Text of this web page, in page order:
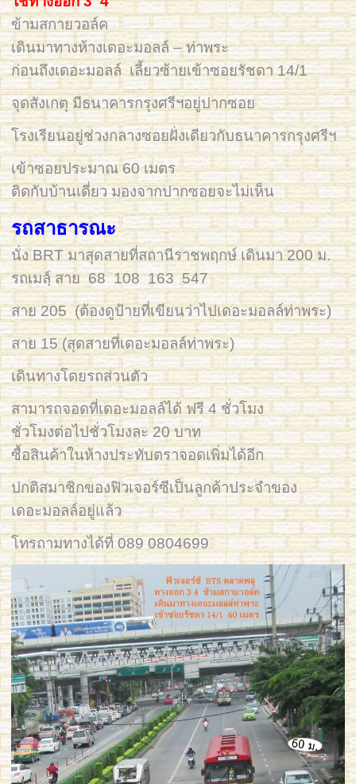
ข้ามสกายวอล์ค
เดินมาทางห้างเดอะมอลล์ – ท่าพระ
ก่อนถึงเดอะมอลล์ เลี้ยวซ้ายเข้าซอยรัชดา 14/1
จุดสังเกตุ มีธนาคารกรุงศรีฯอยู่ปากซอย
โรงเรียนอยู่ช่วงกลางซอยฝั่งเดียวกับธนาคารกรุงศรีฯ
เข้าซอยประมาณ 60 เมตร
ติดกับบ้านเดี่ยว มองจากปากซอยจะไม่เห็น
รถสาธารณะ
นั่ง BRT มาสุดสายที่สถานีราชพฤกษ์ เดินมา 200 ม.
รถเมลฺ์ สาย 68 108 163 547
สาย 205 (ต้องดูป้ายที่เขียนว่าไปเดอะมอลล์ท่าพระ)
สาย 15 (สุดสายที่เดอะมอลล์ท่าพระ)
เดินทางโดยรถส่วนตัว
สามารถจอดที่เดอะมอลล์ได้ ฟรี 4 ชั่วโมง
ชั่วโมงต่อไปชั่วโมงละ 20 บาท
ซื้อสินค้าในห้างประทับตราจอดเพิ่มได้อีก
ปกติสมาชิกของฟิวเจอร์ซีเป็นลูกค้าประจำของ
เดอะมอลล์อยู่แล้ว
โทรถามทางได้ที่ 089 0804699